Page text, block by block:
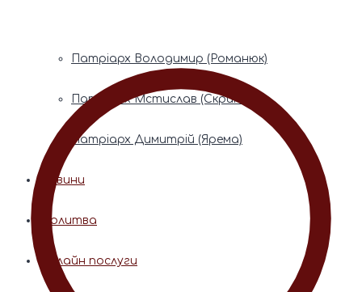
Патріарх Володимир (Романюк)
Патріарх Мстислав (Скрипник)
Патріарх Димитрій (Ярема)
Новини
Молитва
Онлайн послуги